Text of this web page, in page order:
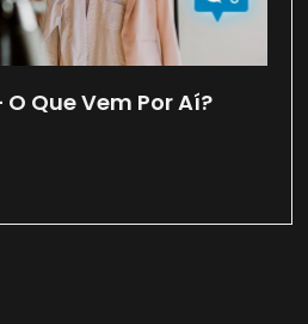
Que Vem Por Aí?